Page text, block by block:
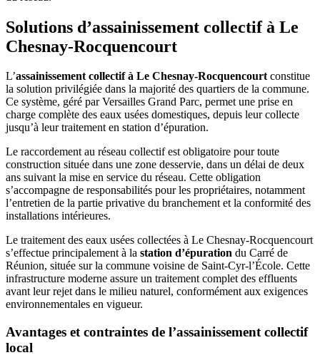
Solutions d’assainissement collectif à Le
Chesnay-Rocquencourt
L’assainissement collectif à Le Chesnay-Rocquencourtconstitue
la solution privilégiée dans la majorité des quartiers de la commune.
Ce système, géré par Versailles Grand Parc, permet une prise en
charge complète des eaux usées domestiques, depuis leur collecte
jusqu’à leur traitement en station d’épuration.
Le raccordement au réseau collectif est obligatoire pour toute
construction située dans une zone desservie, dans un délai de deux
ans suivant la mise en service du réseau. Cette obligation
s’accompagne de responsabilités pour les propriétaires, notamment
l’entretien de la partie privative du branchement et la conformité des
installations intérieures.
Le traitement des eaux usées collectées à Le Chesnay-Rocquencourt
s’effectue principalement à la station d’épuration du Carré de
Réunion, située sur la commune voisine de Saint-Cyr-l’École. Cette
infrastructure moderne assure un traitement complet des effluents
avant leur rejet dans le milieu naturel, conformément aux exigences
environnementales en vigueur.
Avantages et contraintes de l’assainissement collectif
local